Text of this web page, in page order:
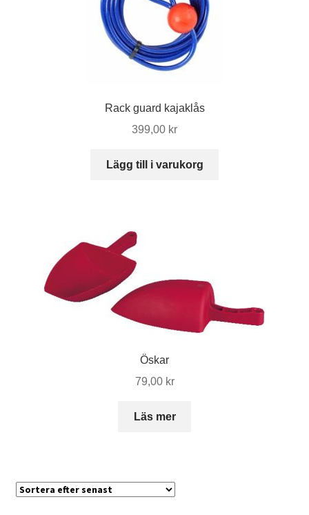
Rack guard kajaklås
399,00 kr
Lägg till i varukorg
Öskar
79,00 kr
Läs mer